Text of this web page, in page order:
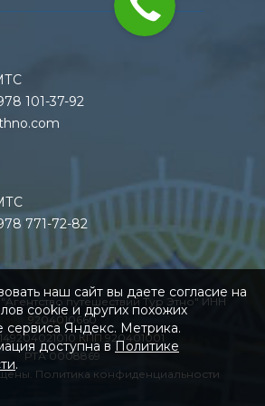
наш сайт вы даете согласие на
cookie и других похожих
сервиса Яндекс. Метрика.
доступна вПолитике
.
101-37-92
771-72-82
путешествий Тур Этно" ИНН
9204010660
КПП 920401001
РТА 0008869
Политика конфиденциальности